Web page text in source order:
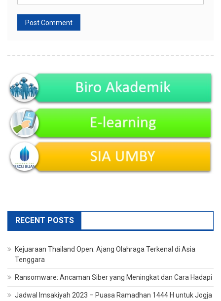
RECENT POSTS
Kejuaraan Thailand Open: Ajang Olahraga Terkenal di Asia
Tenggara
Ransomware: Ancaman Siber yang Meningkat dan Cara Hadapi
Jadwal Imsakiyah 2023 – Puasa Ramadhan 1444 H untuk Jogja